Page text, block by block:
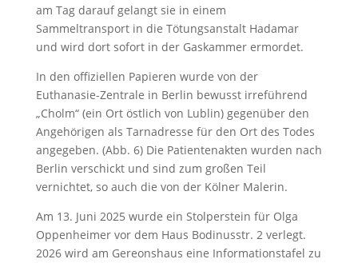
am Tag darauf gelangt sie in einem
Sammeltransport in die Tötungsanstalt Hadamar
und wird dort sofort in der Gaskammer ermordet.
In den offiziellen Papieren wurde von der
Euthanasie-Zentrale in Berlin bewusst irreführend
„Cholm“ (ein Ort östlich von Lublin) gegenüber den
Angehörigen als Tarnadresse für den Ort des Todes
angegeben. (Abb. 6) Die Patientenakten wurden nach
Berlin verschickt und sind zum großen Teil
vernichtet, so auch die von der Kölner Malerin.
Am 13. Juni 2025 wurde ein Stolperstein für Olga
Oppenheimer vor dem Haus Bodinusstr. 2 verlegt.
2026 wird am Gereonshaus eine Informationstafel zu